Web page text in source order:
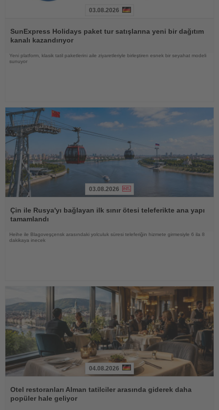
Oku
03.08.2026
SunExpress Holidays paket tur satışlarına yeni bir dağıtım
kanalı kazandırıyor
Yeni platform, klasik tatil paketlerini aile ziyaretleriyle birleştiren esnek bir seyahat modeli
sunuyor
Oku
03.08.2026
Çin ile Rusya'yı bağlayan ilk sınır ötesi teleferikte ana yapı
tamamlandı
Heihe ile Blagoveşçensk arasındaki yolculuk süresi teleferiğin hizmete girmesiyle 6 ila 8
dakikaya inecek
Oku
04.08.2026
Otel restoranları Alman tatilciler arasında giderek daha
popüler hale geliyor